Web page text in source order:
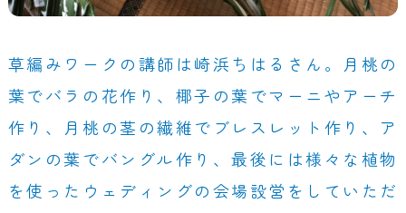
草編みワークの講師は崎浜ちはるさん。月桃の
葉でバラの花作り、椰子の葉でマーニやアーチ
作り、月桃の茎の繊維でブレスレット作り、ア
ダンの葉でバングル作り、最後には様々な植物
を使ったウェディングの会場設営をしていただ